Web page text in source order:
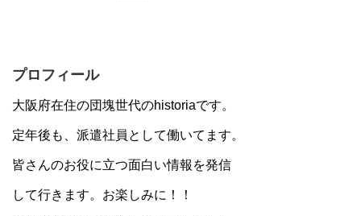
プロフィール
大阪府在住の団塊世代のhistoriaです。
定年後も、派遣社員として働いてます。
皆さんのお役に立つ面白い情報を発信
して行きます。お楽しみに！！